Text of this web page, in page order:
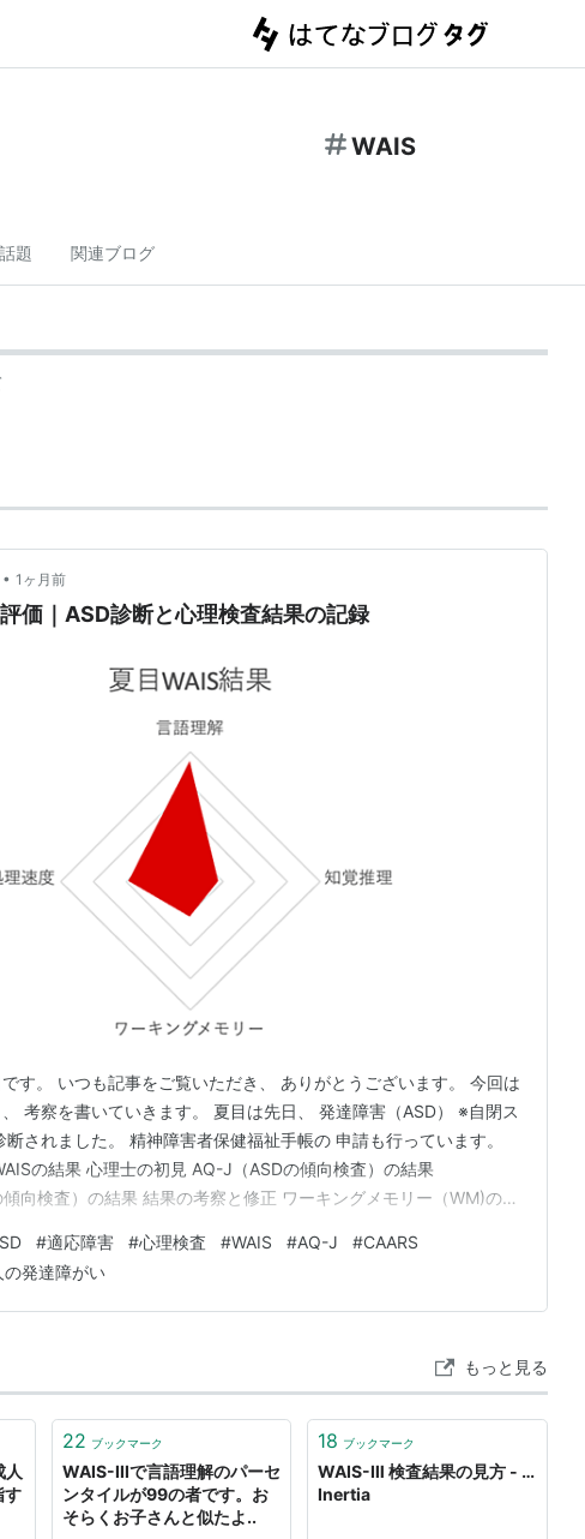
WAIS
題 関連ブログ
• 1ヶ月前
価｜ASD診断と心理検査結果の記録
す。 いつも記事をご覧いただき、 ありがとうございます。 今回は
考察を書いていきます。 夏目は先日、 発達障害（ASD） ※自閉ス
されました。 精神障害者保健福祉手帳の 申請も行っています。
の結果 心理士の初見 AQ-J（ASDの傾向検査）の結果
傾向検査）の結果 結果の考察と修正 ワーキングメモリー（WM)の低
①12年前に心理検査を受ける ②適応障害と診断 ③数年前に適応障
#適応障害 #心理検査 #WAIS #AQ-J #CAARS
の発達障がい
もっと見る
す
22 ブックマーク
WAIS-IIIで言語理解のパーセ
ンタイルが99の者です。お
そらくお子さんと似たよ..
18 ブックマーク
WAIS-Ⅲ 検査結果の見方 - …
Inertia